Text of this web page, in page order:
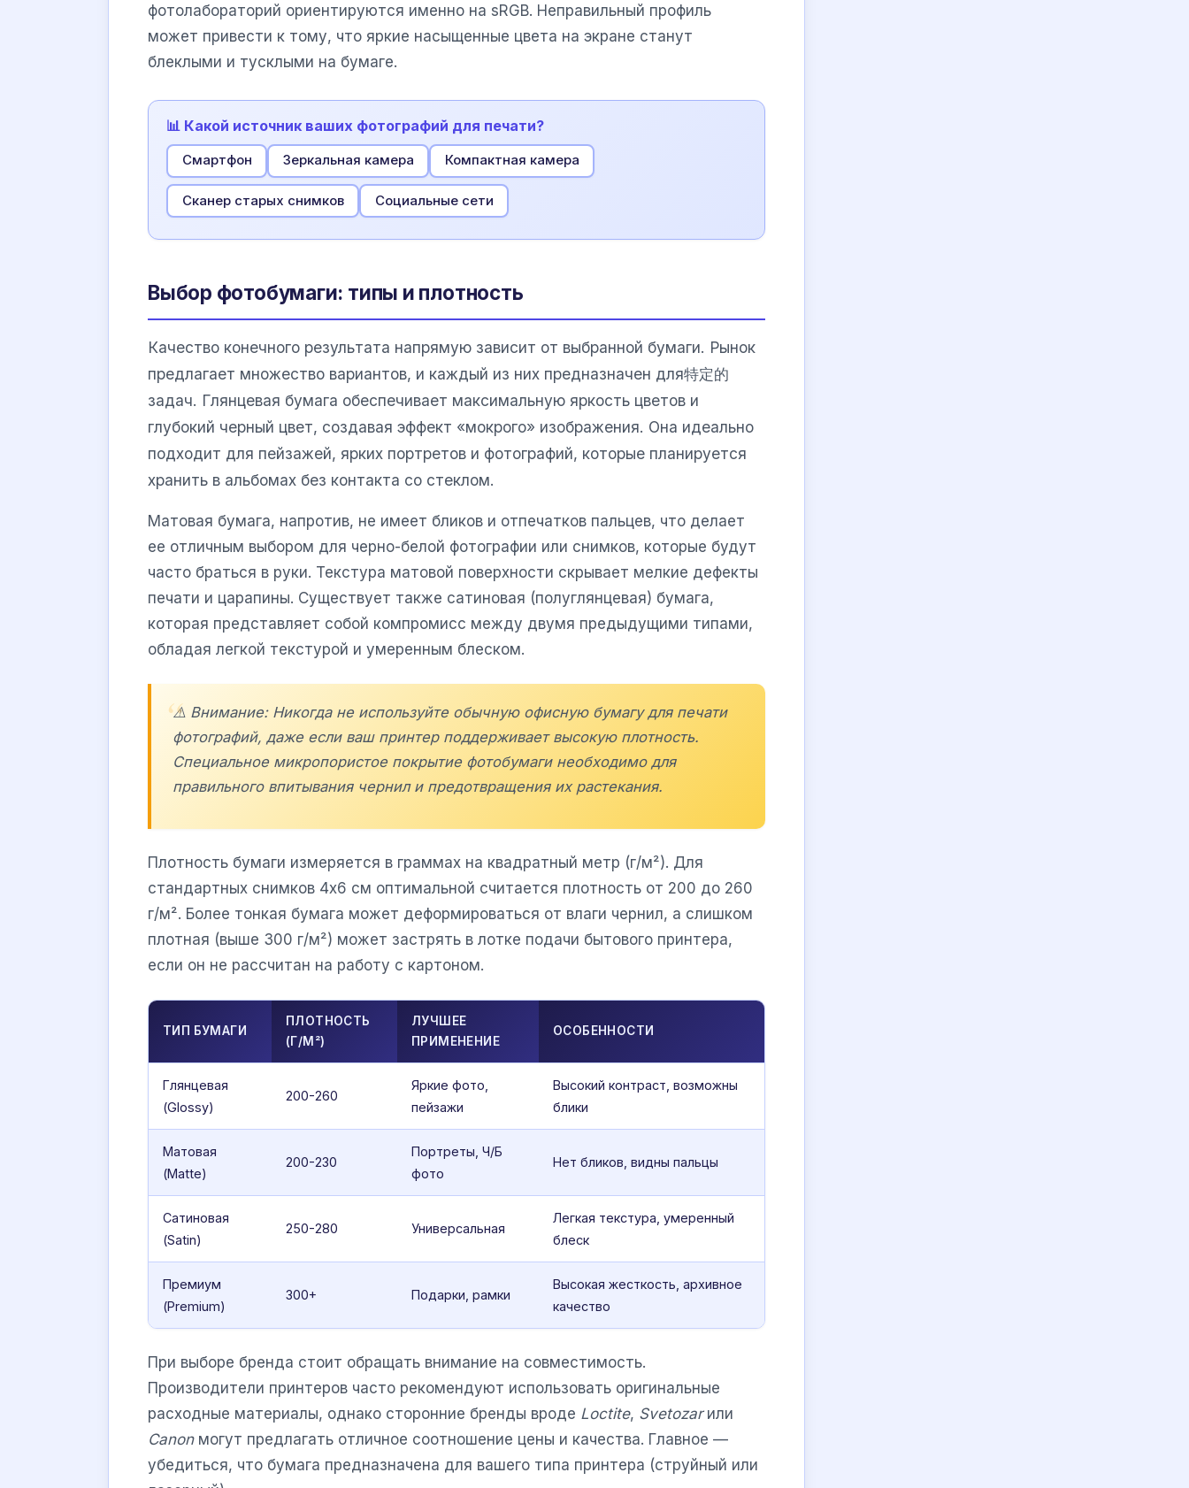
фотолабораторий ориентируются именно на sRGB. Неправильный профиль
может привести к тому, что яркие насыщенные цвета на экране станут
блеклыми и тусклыми на бумаге.
📊 Какой источник ваших фотографий для печати?
Смартфон Зеркальная камера Компактная камера
Сканер старых снимков Социальные сети
Выбор фотобумаги: типы и плотность
Качество конечного результата напрямую зависит от выбранной бумаги. Рынок
предлагает множество вариантов, и каждый из них предназначен для特定的
задач. Глянцевая бумага обеспечивает максимальную яркость цветов и
глубокий черный цвет, создавая эффект «мокрого» изображения. Она идеально
подходит для пейзажей, ярких портретов и фотографий, которые планируется
хранить в альбомах без контакта со стеклом.
Матовая бумага, напротив, не имеет бликов и отпечатков пальцев, что делает
ее отличным выбором для черно-белой фотографии или снимков, которые будут
часто браться в руки. Текстура матовой поверхности скрывает мелкие дефекты
печати и царапины. Существует также сатиновая (полуглянцевая) бумага,
которая представляет собой компромисс между двумя предыдущими типами,
обладая легкой текстурой и умеренным блеском.
⚠️ Внимание: Никогда не используйте обычную офисную бумагу для печати
фотографий, даже если ваш принтер поддерживает высокую плотность.
Специальное микропористое покрытие фотобумаги необходимо для
правильного впитывания чернил и предотвращения их растекания.
Плотность бумаги измеряется в граммах на квадратный метр (г/м²). Для
стандартных снимков 4х6 см оптимальной считается плотность от 200 до 260
г/м². Более тонкая бумага может деформироваться от влаги чернил, а слишком
плотная (выше 300 г/м²) может застрять в лотке подачи бытового принтера,
если он не рассчитан на работу с картоном.
ТИП БУМАГИ
ПЛОТНОСТЬ
(Г/М²)
ЛУЧШЕЕ
ПРИМЕНЕНИЕ
ОСОБЕННОСТИ
Глянцевая
(Glossy)
200-260
Яркие фото,
пейзажи
Высокий контраст, возможны
блики
Матовая
(Matte)
200-230
Портреты, Ч/Б
фото
Нет бликов, видны пальцы
Сатиновая
(Satin)
250-280 Универсальная
Легкая текстура, умеренный
блеск
Премиум
(Premium)
300+ Подарки, рамки
Высокая жесткость, архивное
качество
При выборе бренда стоит обращать внимание на совместимость.
Производители принтеров часто рекомендуют использовать оригинальные
расходные материалы, однако сторонние бренды вроде Loctite, Svetozarили
Canonмогут предлагать отличное соотношение цены и качества. Главное —
убедиться, что бумага предназначена для вашего типа принтера (струйный или